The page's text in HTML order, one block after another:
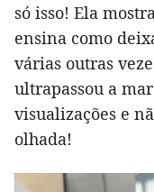
só isso! Ela
ensina como
várias outras
ultrapassou a
visualizações e
olhada!